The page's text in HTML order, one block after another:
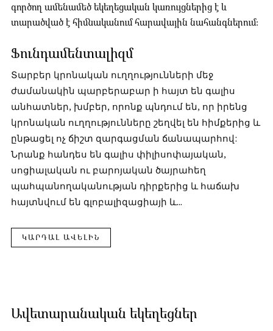
գործող ամենամեծ եկեղեցական կառույցներից է և
տարածված է հիմնականում հարավային նահանգներում:
Ֆունդամենտալիզմ
Տարբեր կրոնական ուղղությունների մեջ
ժամանակին պարբերաբար ի հայտ են գալիս
անհատներ, խմբեր, որոնք պնդում են, որ իրենց
կրոնական ուղղությունները շեղվել են հիմքերից և
ընթացել ոչ ճիշտ զարգացման ճանապարհով:
Նրանք հանդես են գալիս փիլիսոփայական,
սոցիալական ու բարոյական ծայրահեղ
պահպանողականության դիրքերից և հաճախ
հայտնվում են գլոբալիզացիայի և...
ԿԱՐԴԱԼ ԱՎԵԼԻՆ
Ավետարանական եկեղեցներ